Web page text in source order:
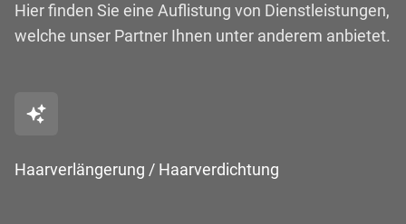
Hier finden Sie eine Auflistung von Dienstleistungen,
welche unser Partner Ihnen unter anderem anbietet.
Haarverlängerung / Haarverdichtung